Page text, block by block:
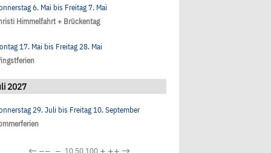
6. Mai bis Freitag 7. Mai
Himmelfahrt + Brückentag
17. Mai bis Freitag 28. Mai
2027
29. Juli bis Freitag 10. September
10 50100